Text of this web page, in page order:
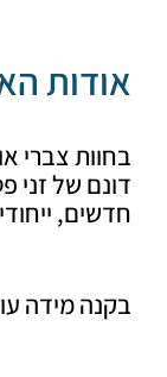
של זני פטנט'
ייחודיים,
מידה עולמי.